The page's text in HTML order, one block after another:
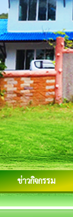
ข่าวกิจกรรม